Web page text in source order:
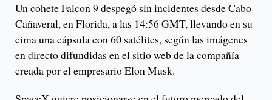
Un cohete Falcon 9 despegó sin incidentes desde Cabo
Cañaveral, en Florida, a las 14:56 GMT, llevando en su
cima una cápsula con 60 satélites, según las imágenes
en directo difundidas en el sitio web de la compañía
creada por el empresario Elon Musk.